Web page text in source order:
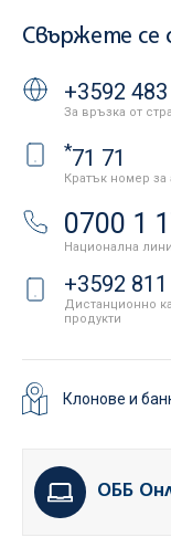
Свържете се
+3592
За връзка от
*71 71
Кратък номер
0700 1
Национална
+3592
Дистанционно
продукти
Клонове и
ОББ